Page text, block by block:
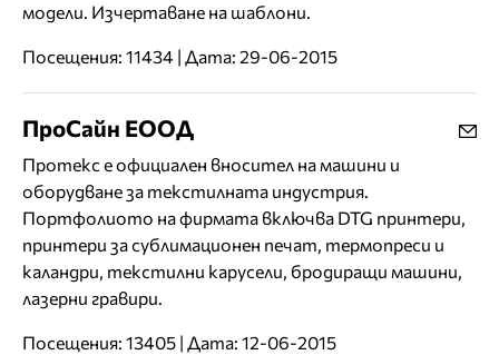
модели. Изчертаване на шаблони.
Посещения: 11434 | Дата: 29-06-2015
ПроСайн ЕООД
Протекс е официален вносител на машини и
оборудване за текстилната индустрия.
Портфолиото на фирмата включва DTG принтери,
принтери за сублимационен печат, термопреси и
каландри, текстилни карусели, бродиращи машини,
лазерни гравири.
Посещения: 13405 | Дата: 12-06-2015